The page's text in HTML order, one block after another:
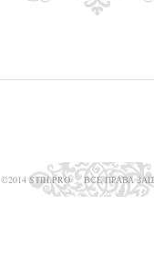
©2014 STIH.PRO ВСЕ ПРАВА